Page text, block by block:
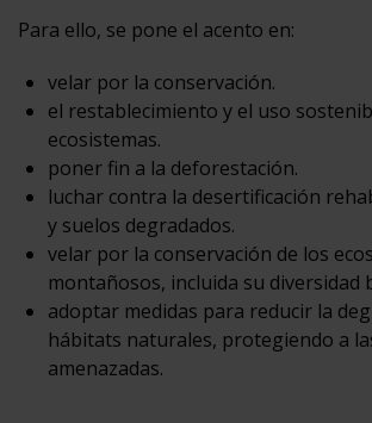
Para ello, se pone el acento en:
velar por la conservación.
el restablecimiento y el uso
ecosistemas.
poner fin a la deforestación.
luchar contra la desertificación
y suelos degradados.
velar por la conservación de los
montañosos, incluida su diversidad
adoptar medidas para reducir la
hábitats naturales, protegiendo a
amenazadas.